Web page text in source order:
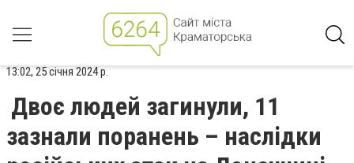
13:02, 25 січня 2024 р.
Двоє людей загинули, 11
зазнали поранень – наслідки